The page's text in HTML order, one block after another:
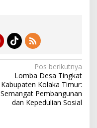
Pos berikutnya
Lomba Desa Tingkat
Kabupaten Kolaka Timur:
Semangat Pembangunan
dan Kepedulian Sosial